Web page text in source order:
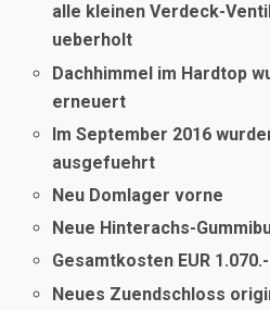
alle kleinen Verdeck-
ueberholt
Dachhimmel im Hardtop
erneuert
Im September 2016
ausgefuehrt
Neu Domlager vorne
Neue Hinterachs-
Gesamtkosten EUR 1.070.-
Neues Zuendschloss